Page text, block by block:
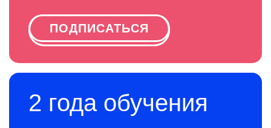
ПОДПИСАТЬСЯ
2 года обучения